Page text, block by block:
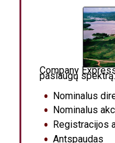
Company
paslaugų spektrą:
Nominalus
Nominalus
Registracijos
Antspaudas